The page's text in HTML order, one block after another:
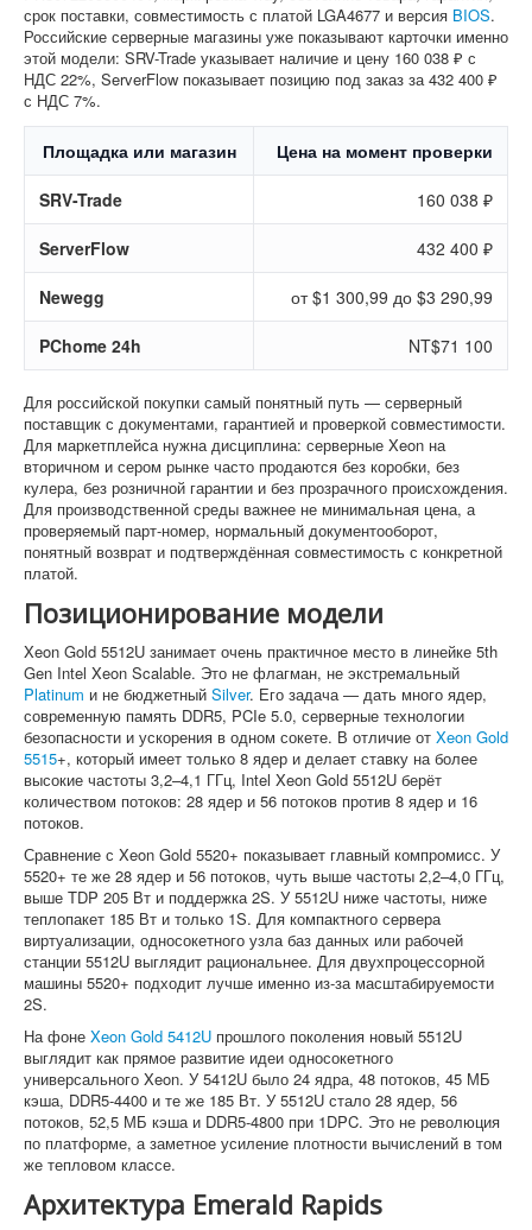
срок поставки, совместимость с платой LGA4677 и версия BIOS.
Российские серверные магазины уже показывают карточки именно
этой модели: SRV-Trade указывает наличие и цену 160 038 ₽ с
НДС 22%, ServerFlow показывает позицию под заказ за 432 400 ₽
с НДС 7%.
Площадка или магазин Цена на момент проверки
SRV-Trade 160 038 ₽
ServerFlow 432 400 ₽
Newegg от $1 300,99 до $3 290,99
PChome 24h NT$71 100
Для российской покупки самый понятный путь — серверный
поставщик с документами, гарантией и проверкой совместимости.
Для маркетплейса нужна дисциплина: серверные Xeon на
вторичном и сером рынке часто продаются без коробки, без
кулера, без розничной гарантии и без прозрачного происхождения.
Для производственной среды важнее не минимальная цена, а
проверяемый парт-номер, нормальный документооборот,
понятный возврат и подтверждённая совместимость с конкретной
платой.
Позиционирование модели
Xeon Gold 5512U занимает очень практичное место в линейке 5th
Gen Intel Xeon Scalable. Это не флагман, не экстремальный
Platinum и не бюджетный Silver. Его задача — дать много ядер,
современную память DDR5, PCIe 5.0, серверные технологии
безопасности и ускорения в одном сокете. В отличие от Xeon Gold
5515+, который имеет только 8 ядер и делает ставку на более
высокие частоты 3,2–4,1 ГГц, Intel Xeon Gold 5512U берёт
количеством потоков: 28 ядер и 56 потоков против 8 ядер и 16
потоков.
Сравнение с Xeon Gold 5520+ показывает главный компромисс. У
5520+ те же 28 ядер и 56 потоков, чуть выше частоты 2,2–4,0 ГГц,
выше TDP 205 Вт и поддержка 2S. У 5512U ниже частоты, ниже
теплопакет 185 Вт и только 1S. Для компактного сервера
виртуализации, односокетного узла баз данных или рабочей
станции 5512U выглядит рациональнее. Для двухпроцессорной
машины 5520+ подходит лучше именно из-за масштабируемости
2S.
На фоне Xeon Gold 5412U прошлого поколения новый 5512U
выглядит как прямое развитие идеи односокетного
универсального Xeon. У 5412U было 24 ядра, 48 потоков, 45 МБ
кэша, DDR5-4400 и те же 185 Вт. У 5512U стало 28 ядер, 56
потоков, 52,5 МБ кэша и DDR5-4800 при 1DPC. Это не революция
по платформе, а заметное усиление плотности вычислений в том
же тепловом классе.
Архитектура Emerald Rapids